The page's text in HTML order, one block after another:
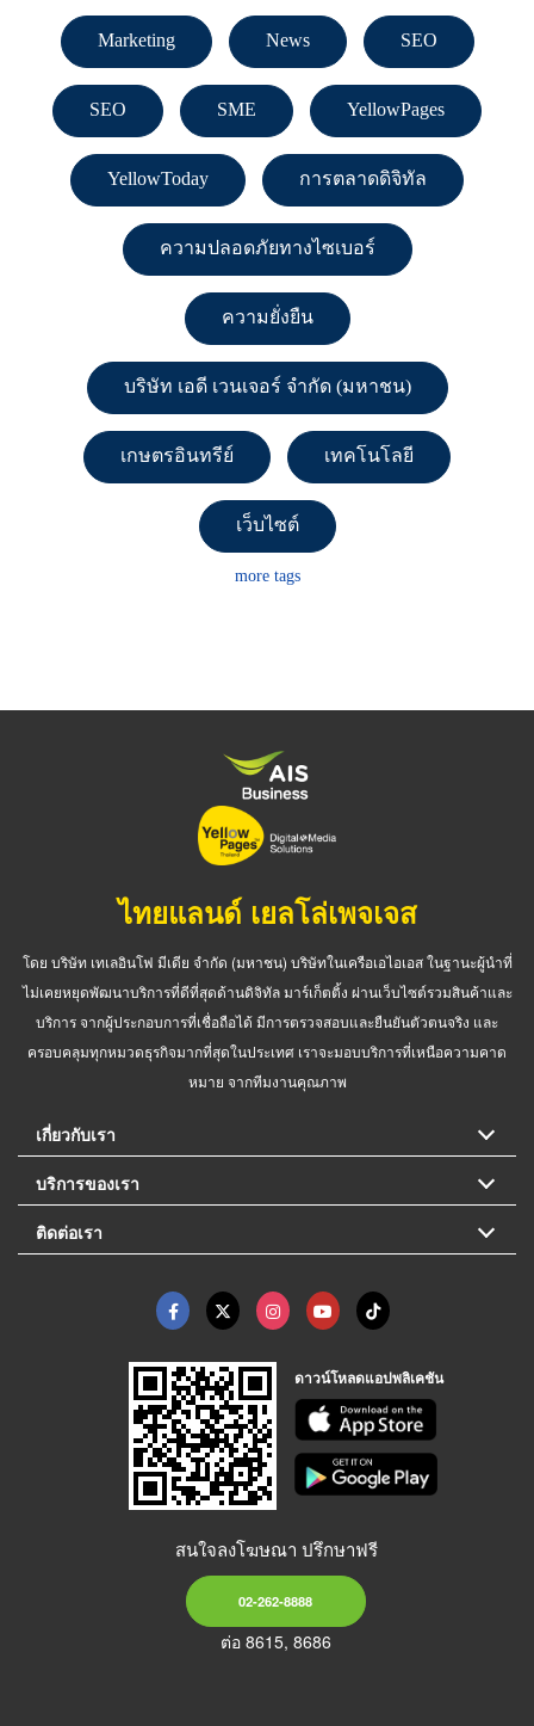
Marketing News SEO
SEO SME YellowPages
YellowToday การตลาดดิจิทัล
ความปลอดภัยทางไซเบอร์
ความยั่งยืน
บริษัท เอดี เวนเจอร์ จำกัด (มหาชน)
เกษตรอินทรีย์ เทคโนโลยี
เว็บไซต์
more tags
ไทยแลนด์ เยลโล่เพจเจส
โดย บริษัท เทเลอินโฟ มีเดีย จำกัด (มหาชน) บริษัทในเครือเอไอเอส ในฐานะผู้นำที่
ไม่เคยหยุดพัฒนาบริการที่ดีที่สุดด้านดิจิทัล มาร์เก็ตติ้ง ผ่านเว็บไซต์รวมสินค้าและ
บริการ จากผู้ประกอบการที่เชื่อถือได้ มีการตรวจสอบและยืนยันตัวตนจริง และ
ครอบคลุมทุกหมวดธุรกิจมากที่สุดในประเทศ เราจะมอบบริการที่เหนือความคาด
หมาย จากทีมงานคุณภาพ
เกี่ยวกับเรา
บริการของเรา
ติดต่อเรา
ดาวน์โหลดแอปพลิเคชัน
สนใจลงโฆษณา ปรึกษาฟรี
02-262-8888
ต่อ 8615, 8686